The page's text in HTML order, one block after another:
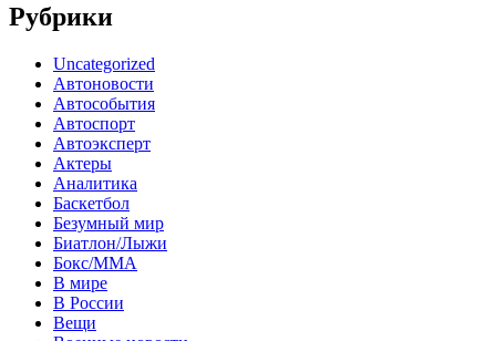
Рубрики
Uncategorized
Автоновости
Автособытия
Автоспорт
Автоэксперт
Актеры
Аналитика
Баскетбол
Безумный мир
Биатлон/Лыжи
Бокс/MMA
В мире
В России
Вещи